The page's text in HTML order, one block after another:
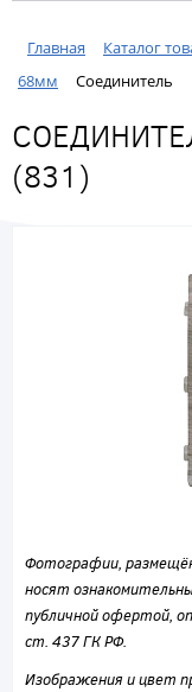
Главная Каталог
68мм
Соединитель
(831)
Фотографии,
носят
публичной офертой,
ст. 437 ГК РФ.
Изображения и цвет